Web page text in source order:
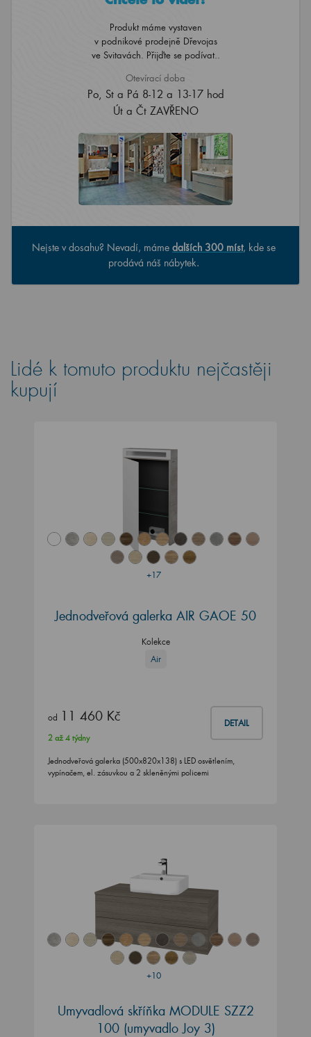
Produkt máme vystaven
v podnikové prodejně Dřevojas
ve Svitavách. Přijďte se podívat..
Otevírací doba
Po, St a Pá 8-12 a 13-17 hod
Út a Čt ZAVŘENO
Nejste v dosahu? Nevadí, máme dalších 300 míst, kde se
prodává náš nábytek.
Lidé k tomuto produktu nejčastěji
kupují
+17
Jednodveřová galerka AIR GAOE 50
Kolekce
Air
od 11 460 Kč DETAIL
2 až 4 týdny
Jednodveřová galerka (500x820x138) s LED osvětlením,
vypínačem, el. zásuvkou a 2 skleněnými policemi
+10
Umyvadlová skříňka MODULE SZZ2
100 (umyvadlo Joy 3)